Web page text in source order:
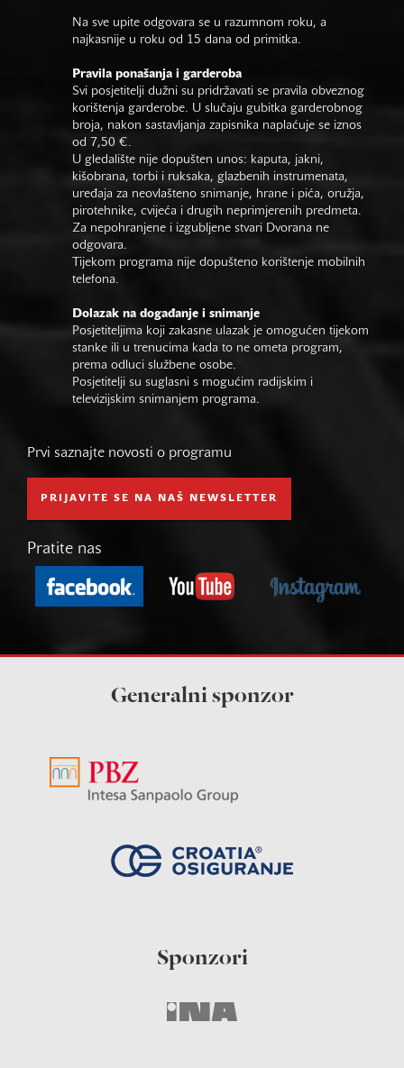
Na sve upite odgovara se u razumnom roku, a
najkasnije u roku od 15 dana od primitka.
Pravila ponašanja i garderoba
Svi posjetitelji dužni su pridržavati se pravila obveznog
korištenja garderobe. U slučaju gubitka garderobnog
broja, nakon sastavljanja zapisnika naplaćuje se iznos
od 7,50 €.
U gledalište nije dopušten unos: kaputa, jakni,
kišobrana, torbi i ruksaka, glazbenih instrumenata,
uređaja za neovlašteno snimanje, hrane i pića, oružja,
pirotehnike, cvijeća i drugih neprimjerenih predmeta.
Za nepohranjene i izgubljene stvari Dvorana ne
odgovara.
Tijekom programa nije dopušteno korištenje mobilnih
telefona.
Dolazak na događanje i snimanje
Posjetiteljima koji zakasne ulazak je omogućen tijekom
stanke ili u trenucima kada to ne ometa program,
prema odluci službene osobe.
Posjetitelji su suglasni s mogućim radijskim i
televizijskim snimanjem programa.
Prvi saznajte novosti o programu
PRIJAVITE SE NA NAŠ NEWSLETTER
Pratite nas
Generalni sponzor
Sponzori